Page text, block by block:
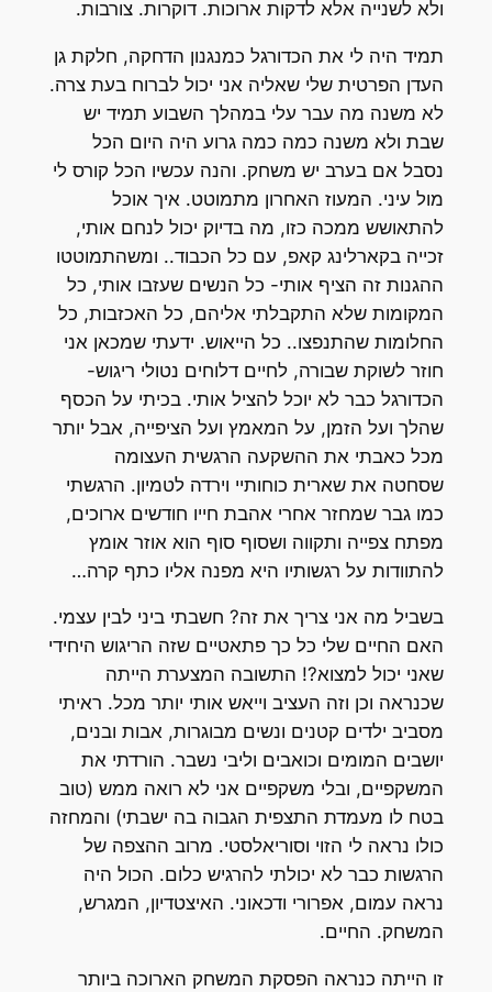
ולא לשנייה אלא לדקות ארוכות. דוקרות. צורבות.
תמיד היה לי את הכדורגל כמנגנון הדחקה, חלקת גן
העדן הפרטית שלי שאליה אני יכול לברוח בעת צרה.
לא משנה מה עבר עלי במהלך השבוע תמיד יש
שבת ולא משנה כמה כמה גרוע היה היום הכל
נסבל אם בערב יש משחק. והנה עכשיו הכל קורס לי
מול עיני. המעוז האחרון מתמוטט. איך אוכל
להתאושש ממכה כזו, מה בדיוק יכול לנחם אותי,
זכייה בקארלינג קאפ, עם כל הכבוד.. ומשהתמוטטו
ההגנות זה הציף אותי- כל הנשים שעזבו אותי, כל
המקומות שלא התקבלתי אליהם, כל האכזבות, כל
החלומות שהתנפצו.. כל הייאוש. ידעתי שמכאן אני
חוזר לשוקת שבורה, לחיים דלוחים נטולי ריגוש-
הכדורגל כבר לא יוכל להציל אותי. בכיתי על הכסף
שהלך ועל הזמן, על המאמץ ועל הציפייה, אבל יותר
מכל כאבתי את ההשקעה הרגשית העצומה
שסחטה את שארית כוחותיי וירדה לטמיון. הרגשתי
כמו גבר שמחזר אחרי אהבת חייו חודשים ארוכים,
מפתח צפייה ותקווה ושסוף סוף הוא אוזר אומץ
להתוודות על רגשותיו היא מפנה אליו כתף קרה…
בשביל מה אני צריך את זה? חשבתי ביני לבין עצמי.
האם החיים שלי כל כך פתאטיים שזה הריגוש היחידי
שאני יכול למצוא?! התשובה המצערת הייתה
שכנראה וכן וזה העציב וייאש אותי יותר מכל. ראיתי
מסביב ילדים קטנים ונשים מבוגרות, אבות ובנים,
יושבים המומים וכואבים וליבי נשבר. הורדתי את
המשקפיים, ובלי משקפיים אני לא רואה ממש (טוב
בטח לו מעמדת התצפית הגבוה בה ישבתי) והמחזה
כולו נראה לי הזוי וסוריאלסטי. מרוב ההצפה של
הרגשות כבר לא יכולתי להרגיש כלום. הכול היה
נראה עמום, אפרורי ודכאוני. האיצטדיון, המגרש,
המשחק. החיים.
זו הייתה כנראה הפסקת המשחק הארוכה ביותר